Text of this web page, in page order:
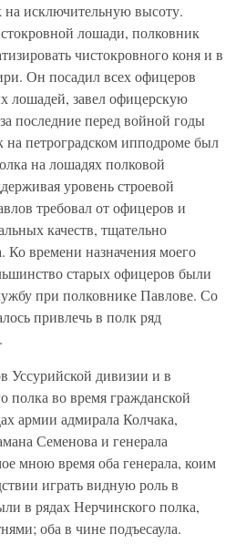
на исключительную высоту.
лошади, полковник
чистокровного коня и в
Он посадил всех офицеров
лошадей, завел офицерскую
последние перед войной годы
на петроградском ипподроме был
на лошадях полковой
уровень строевой
требовал от офицеров и
качеств, тщательно
Ко времени назначения моего
старых офицеров были
при полковнике Павлове. Со
привлечь в полк ряд
Уссурийской дивизии и в
полка во время гражданской
армии адмирала Колчака,
Семенова и генерала
мною время оба генерала, коим
играть видную роль в
в рядах Нерчинского полка,
оба в чине подъесаула.